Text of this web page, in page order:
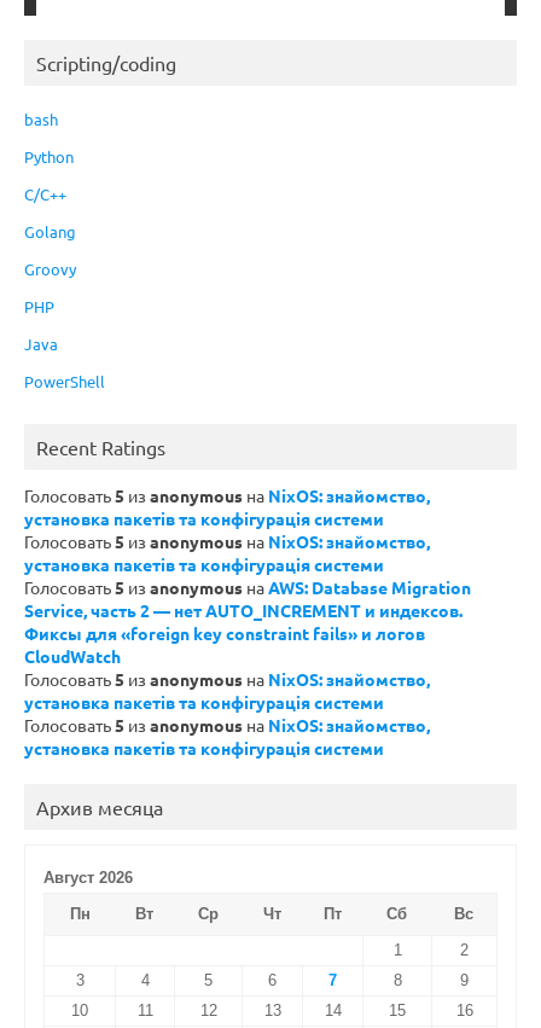
Scripting/coding
bash
Python
C/C++
Golang
Groovy
PHP
Java
PowerShell
Recent Ratings
Голосовать5 из anonymous на NixOS: знайомство,
установка пакетів та конфігурація системи
Голосовать5 из anonymous на NixOS: знайомство,
установка пакетів та конфігурація системи
Голосовать5 из anonymous наAWS: Database Migration
Service, часть 2 — нет AUTO_INCREMENT и индексов.
Фиксы для «foreign key constraint fails» и логов
CloudWatch
Голосовать5 из anonymous на NixOS: знайомство,
установка пакетів та конфігурація системи
Голосовать5 из anonymous на NixOS: знайомство,
установка пакетів та конфігурація системи
Архив месяца
Август 2026
Пн
Вт Ср Чт Пт Сб
Вс
1
2
3
4 5 6 7 8
9
10
11 12 13 14 15 16